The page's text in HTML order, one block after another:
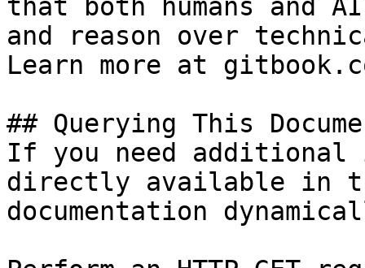
that both humans and
and reason over
Learn more at
## Querying This
If you need
directly available in
documentation